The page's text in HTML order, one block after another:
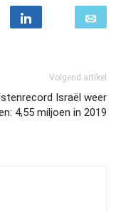
Volgend artikel
Israël weer
4,55 miljoen in 2019